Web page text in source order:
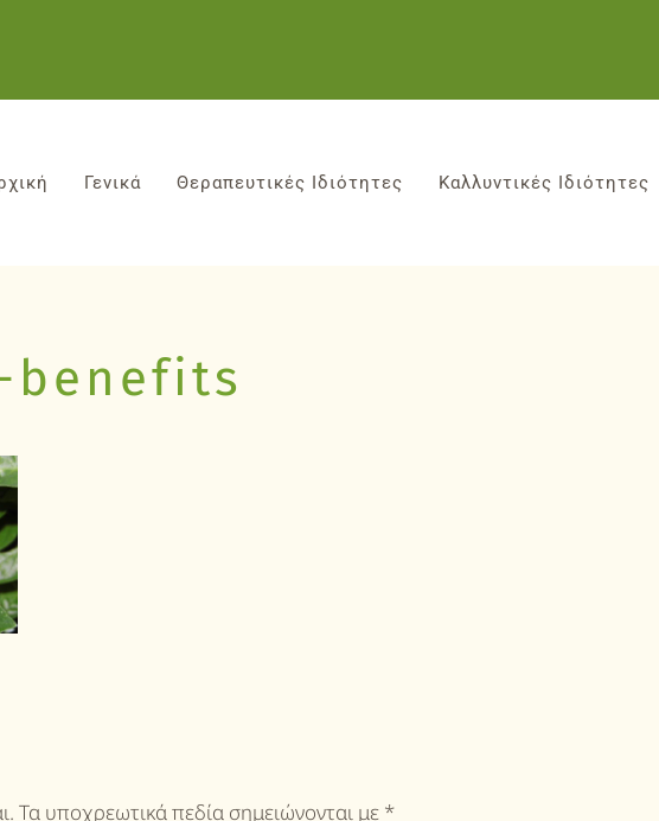
Γενικά Θεραπευτικές Ιδιότητες Καλλυντικές Ιδιότητες
Τα υποχρεωτικά πεδία σημειώνονται με *